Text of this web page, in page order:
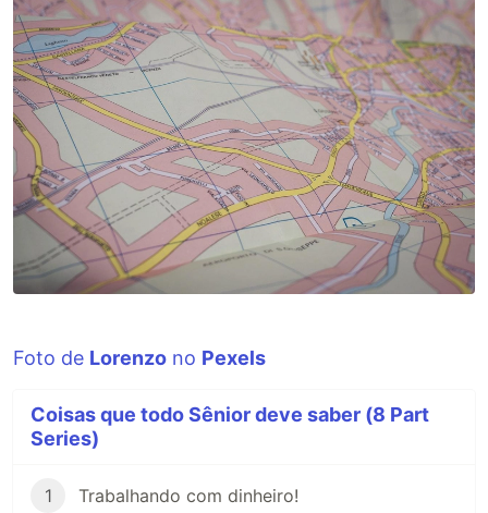
Foto de Lorenzo no Pexels
Coisas que todo Sênior deve saber (8 Part
Series)
1 Trabalhando com dinheiro!